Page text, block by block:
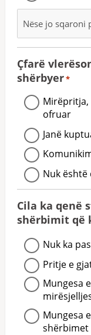
Çfarë
shërbyer*
Mirëpritja,
ofruar
Janë
Nuk
Cila ka qenë
shërbimit që
Nuk ka
Pritje e
Mungesa
Mungesa
shërbimet